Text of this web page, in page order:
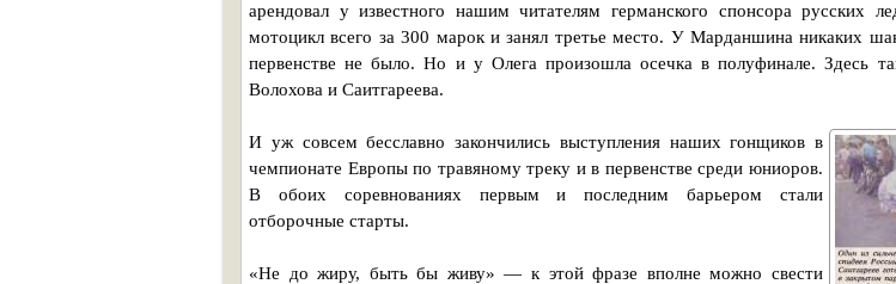
арендовал у известного нашим читателям германского спонсора русских
мотоцикл всего за 300 марок и занял третье место. У Марданшина никаких
первенстве не было. Но и у Олега произошла осечка в полуфинале. Здесь
Волохова и Саитгареева.
И уж совсем бесславно закончились выступления наших гонщиков в
чемпионате Европы по травяному треку и в первенстве среди юниоров.
В обоих соревнованиях первым и последним барьером стали
отборочные старты.
«Не до жиру, быть бы живу» — к этой фразе вполне можно свести